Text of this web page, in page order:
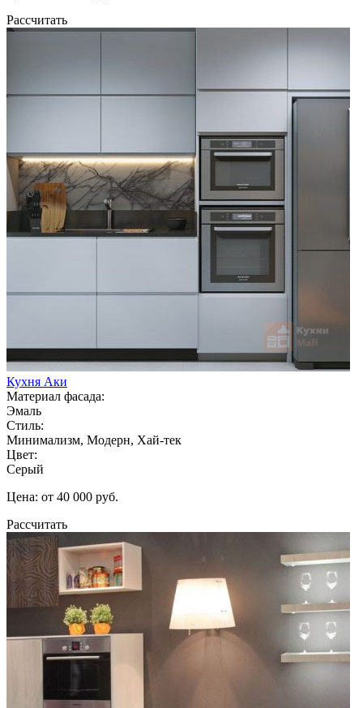
Рассчитать
Кухня Аки
Материал фасада:
Эмаль
Стиль:
Минимализм, Модерн, Хай-тек
Цвет:
Серый
Цена: от 40 000 руб.
Рассчитать